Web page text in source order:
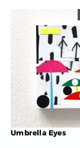
Umbrella Eyes